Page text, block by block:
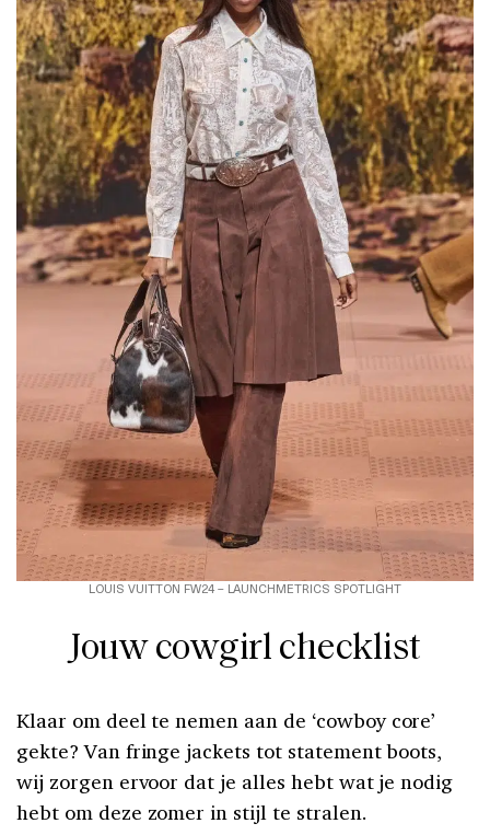
LOUIS VUITTON FW24 – LAUNCHMETRICS SPOTLIGHT
Jouw cowgirl checklist
Klaar om deel te nemen aan de ‘cowboy core’
gekte? Van fringe jackets tot statement boots,
wij zorgen ervoor dat je alles hebt wat je nodig
hebt om deze zomer in stijl te stralen.